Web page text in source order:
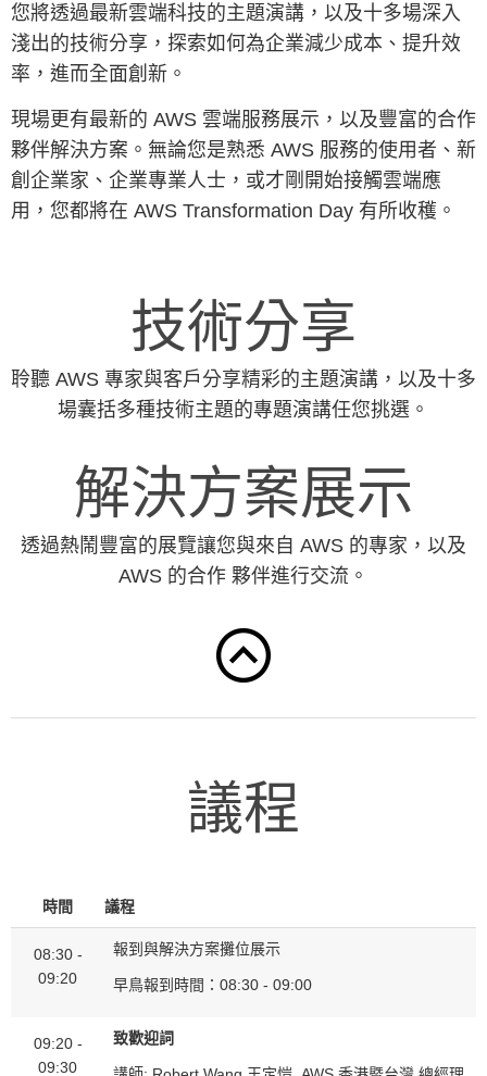
您將透過最新雲端科技的主題演講，以及十多場深入
淺出的技術分享，探索如何為企業減少成本、提升效
率，進而全面創新。
現場更有最新的 AWS 雲端服務展示，以及豐富的合作
夥伴解決方案。無論您是熟悉 AWS 服務的使用者、新
創企業家、企業專業人士，或才剛開始接觸雲端應
用，您都將在 AWS Transformation Day 有所收穫。
技術分享
聆聽 AWS 專家與客戶分享精彩的主題演講，以及十多
場囊括多種技術主題的專題演講任您挑選。
解決方案展示
透過熱鬧豐富的展覽讓您與來自 AWS 的專家，以及
AWS 的合作 夥伴進行交流。
議程
時間 議程
08:30 -
09:20
報到與解決方案攤位展示
早鳥報到時間：08:30 - 09:00
09:20 -
09:30
致歡迎詞